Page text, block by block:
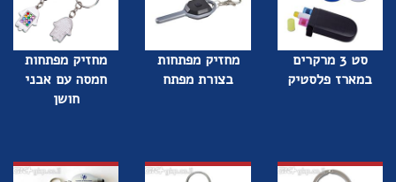
סט 3 מרקרים
במארז פלסטיק
מחזיק מפתחות
בצורת מפתח
מחזיק מפתחות
חמסה עם אבני
חושן